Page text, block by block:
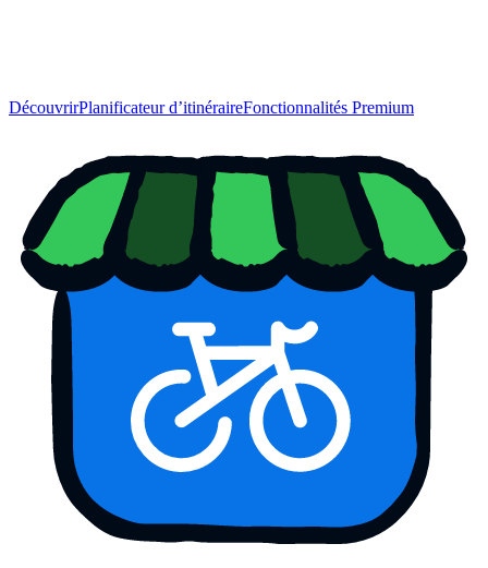
DécouvrirPlanificateur d’itinéraireFonctionnalités Premium